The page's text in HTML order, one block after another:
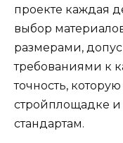
проекте каждая
выбор
размерами,
требованиями к
точность,
стройплощадке и
стандартам.